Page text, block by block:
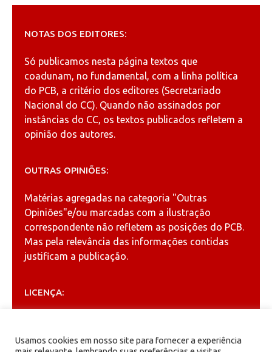
NOTAS DOS EDITORES:
Só publicamos nesta página textos que
coadunam, no fundamental, com a linha política
do PCB, a critério dos editores (Secretariado
Nacional do CC). Quando não assinados por
instâncias do CC, os textos publicados refletem a
opinião dos autores.
OUTRAS OPINIÕES:
Matérias agregadas na categoria "Outras
Opiniões"e/ou marcadas com a ilustração
correspondente não refletem as posições do PCB.
Mas pela relevância das informações contidas
justificam a publicação.
LICENÇA:
Creative Commons
Usamos cookies em nosso site para fornecer a experiência